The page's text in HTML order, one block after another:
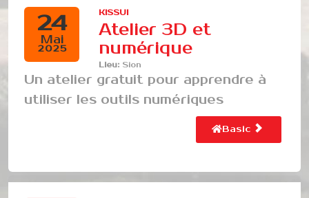
24
Mai
2025
KISSUI
Atelier 3D et
numérique
Lieu: Sion
Un atelier gratuit pour apprendre à
utiliser les outils numériques
Basic